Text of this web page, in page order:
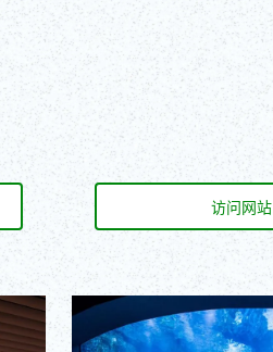
访问网站